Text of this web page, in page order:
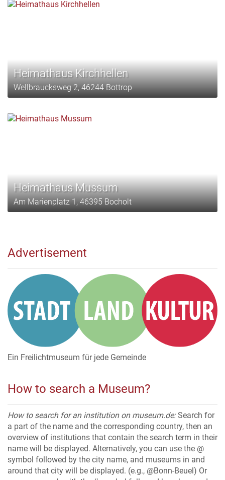
Heimathaus Kirchhellen
Wellbraucksweg 2, 46244 Bottrop
Heimathaus Mussum
Am Marienplatz 1, 46395 Bocholt
Advertisement
Ein Freilichtmuseum für jede Gemeinde
How to search a Museum?
How to search for an institution on museum.de:Search for
a part of the name and the corresponding country, then an
overview of institutions that contain the search term in their
name will be displayed. Alternatively, you can use the @
symbol followed by the city name, and museums in and
around that city will be displayed. (e.g., @Bonn-Beuel) Or